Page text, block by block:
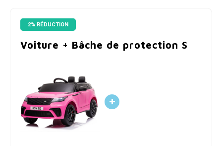
2% RÉDUCTION
Voiture + Bâche de protection S